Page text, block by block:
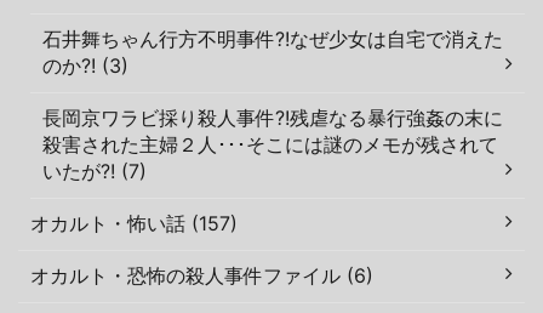
石井舞ちゃん行方不明事件?!なぜ少女は自宅で消えた
のか?! (3)
長岡京ワラビ採り殺人事件?!残虐なる暴行強姦の末に
殺害された主婦２人･･･そこには謎のメモが残されて
いたが?! (7)
オカルト・怖い話 (157)
オカルト・恐怖の殺人事件ファイル (6)